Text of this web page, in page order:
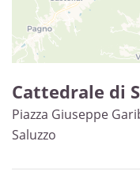
Cattedrale di
Piazza Giuseppe
Saluzzo